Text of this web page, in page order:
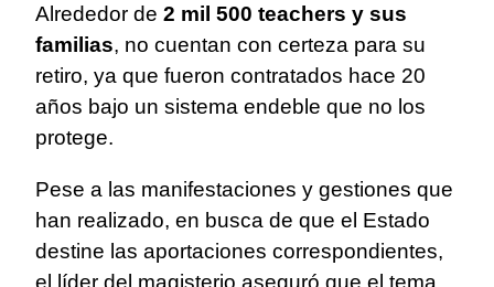
Alrededor de 2 mil 500 teachers y sus
familias, no cuentan con certeza para su
retiro, ya que fueron contratados hace 20
años bajo un sistema endeble que no los
protege.
Pese a las manifestaciones y gestiones que
han realizado, en busca de que el Estado
destine las aportaciones correspondientes,
el líder del magisterio aseguró que el tema